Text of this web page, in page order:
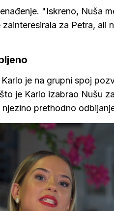
"Iskreno, Nuša
za Petra,
je na grupni spoj
je Karlo izabrao Nušu
prethodno